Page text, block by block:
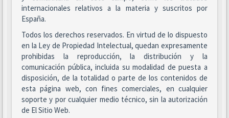
internacionales relativos a la materia y suscritos por
España.
Todos los derechos reservados. En virtud de lo dispuesto
en la Ley de Propiedad Intelectual, quedan expresamente
prohibidas la reproducción, la distribución y la
comunicación pública, incluida su modalidad de puesta a
disposición, de la totalidad o parte de los contenidos de
esta página web, con fines comerciales, en cualquier
soporte y por cualquier medio técnico, sin la autorización
de El Sitio Web.